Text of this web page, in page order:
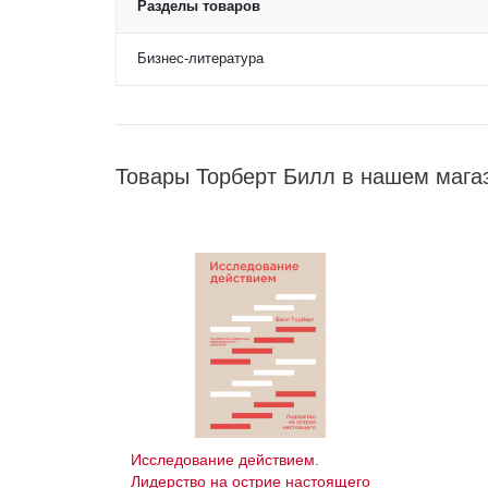
Разделы товаров
Бизнес-литература
Товары Торберт Билл в нашем
Исследование действием.
Лидерство на острие настоящего